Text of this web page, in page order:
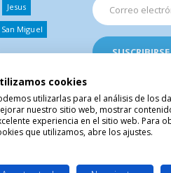
Jesus
San Miguel
cookies
utilizarlas para el análisis de los
nuestro sitio web, mostrar
experiencia en el sitio web. Para
que utilizamos, abre los ajustes.